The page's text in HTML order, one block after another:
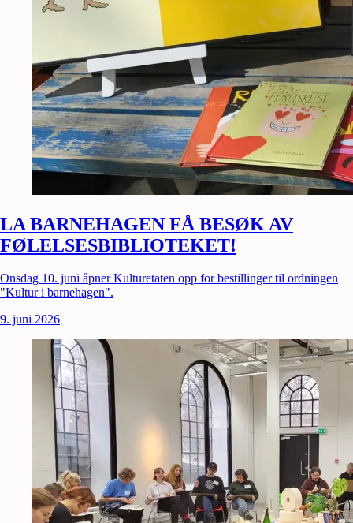
LA BARNEHAGEN FÅ BESØK AV
FØLELSESBIBLIOTEKET!
Onsdag 10. juni åpner Kulturetaten opp for bestillinger til ordningen
"Kultur i barnehagen".
9. juni 2026